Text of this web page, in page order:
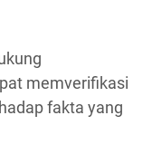
memverifikasi
fakta yang